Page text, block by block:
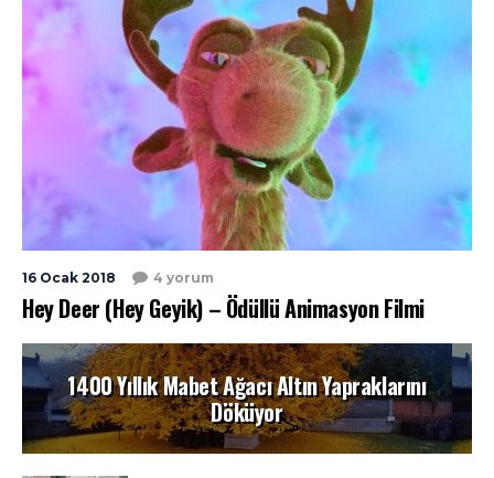
16 Ocak 2018 4 yorum
Hey Deer (Hey Geyik) – Ödüllü Animasyon Filmi
1400 Yıllık Mabet Ağacı Altın Yapraklarını
Döküyor